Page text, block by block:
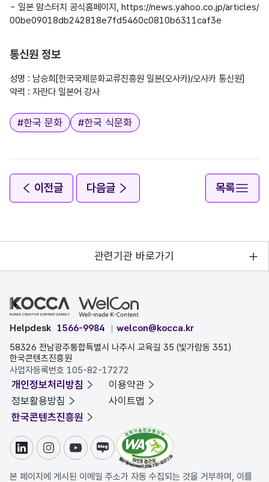
- 일본 맘스터치 공식홈페이지, https://news.yahoo.co.jp/articles/
00be09018db242818e7fd5460c0810b6311caf3e
통신원 정보
성명 : 남승희[한국국제문화교류진흥원 일본(오사카)/오사카 통신원]
태그
#한국 문화 #한국 식문화
이전글 다음글 목록
관련기관 바로가기
Helpdesk 1566-9984
welcon@kocca.kr
58326 전남광주통합특별시 나주시 교육길 35 (빛가람동 351)
한국콘텐츠진흥원
사업자등록번호 105-82-17272
개인정보처리방침
이용약관
정보활용방침
사이트맵
한국콘텐츠진흥원
링크드인인스타그램
유튜브블로그
본 페이지에 게시된 이메일 주소가 자동 수집되는 것을 거부하며, 이를